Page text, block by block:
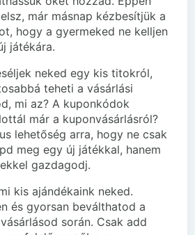
már másnap kézbesítjük a
hogy a gyermeked ne kelljen
játékára.
neked egy kis titokról,
teheti a vásárlási
mi az? A kuponkódok
már a kuponvásárlásról?
lehetőség arra, hogy ne csak
meg egy új játékkal, hanem
gazdagodj.
kis ajándékaink neked.
és gyorsan beválthatod a
során. Csak add